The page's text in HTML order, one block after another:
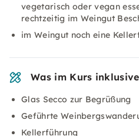
vegetarisch oder vegan
rechtzeitig im Weingut
im Weingut noch eine
Was im Kurs
Glas Secco zur Begrüßung
Geführte
Kellerführung